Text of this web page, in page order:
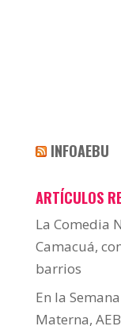
INFOAEBU
ARTÍCULOS
La Comedia
Camacuá,
barrios
En la
Materna,